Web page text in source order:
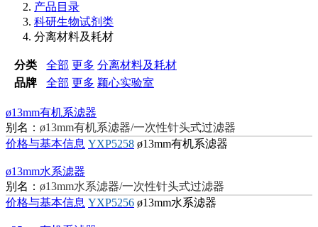
产品目录
科研生物试剂类
分离材料及耗材
分类 全部 更多 分离材料及耗材
品牌
全部 更多 颖心实验室
ø13mm有机系滤器
别名： ø13mm有机系滤器/一次性针头式过滤器
价格与基本信息 YXP5258 ø13mm有机系滤器
ø13mm水系滤器
别名： ø13mm水系滤器/一次性针头式过滤器
价格与基本信息 YXP5256 ø13mm水系滤器